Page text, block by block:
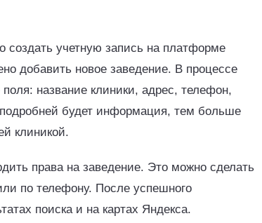
учетную запись на платформе
добавить новое заведение. В процессе
название клиники, адрес, телефон,
будет информация, тем больше
клиникой.
права на заведение. Это можно сделать
по телефону. После успешного
поиска и на картах Яндекса.